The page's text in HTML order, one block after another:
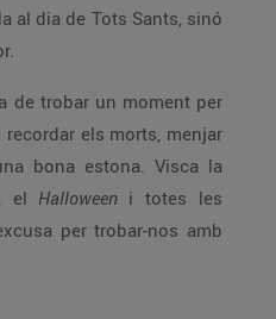
al dia de Tots Sants, sinó
de trobar un moment per
els morts, menjar
bona estona. Visca la
, el Halloween i totes les
per trobar-nos amb